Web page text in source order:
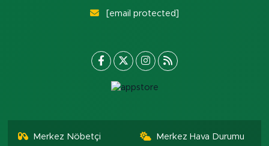
[email protected]
Merkez Nöbetçi
Merkez Hava Durumu